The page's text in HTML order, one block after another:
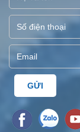
GỬI